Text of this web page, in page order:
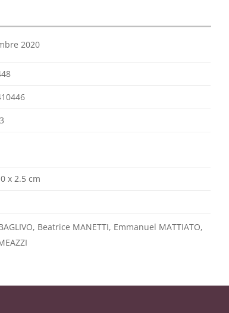
2020
x 2.5 cm
Beatrice MANETTI, Emmanuel MATTIATO,